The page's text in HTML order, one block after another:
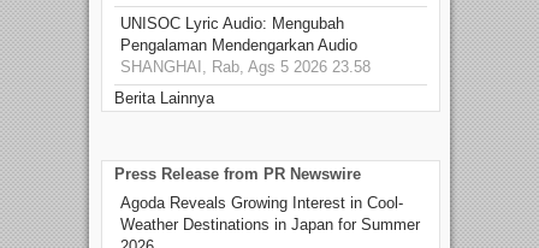
UNISOC Lyric Audio: Mengubah
Pengalaman Mendengarkan Audio
SHANGHAI, Rab, Ags 5 2026 23.58
Berita Lainnya
Press Release from PR Newswire
Agoda Reveals Growing Interest in Cool-
Weather Destinations in Japan for Summer